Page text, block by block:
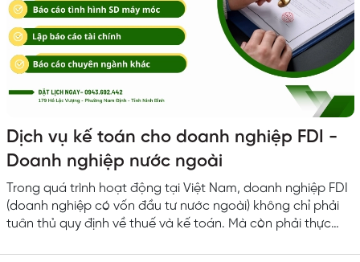
Dịch vụ kế toán cho doanh nghiệp FDI -
Doanh nghiệp nước ngoài
Trong quá trình hoạt động tại Việt Nam, doanh nghiệp FDI
(doanh nghiệp có vốn đầu tư nước ngoài) không chỉ phải
tuân thủ quy định về thuế và kế toán. Mà còn phải thực
ngành theo pháp luật Việt Nam. Thực tế cho thấy, rất